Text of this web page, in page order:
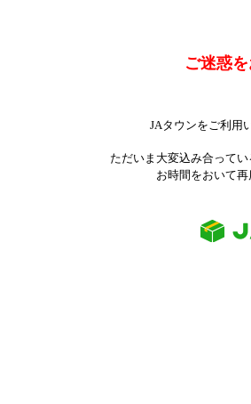
ご迷惑
JAタウンをご利用
ただいま大変込み合って
お時間をおいて